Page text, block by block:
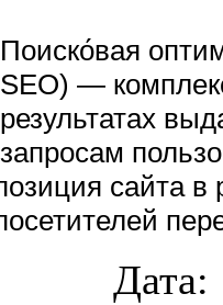
Поиско́вая
SEO) —
результатах
запросам
сайта в
Дата: